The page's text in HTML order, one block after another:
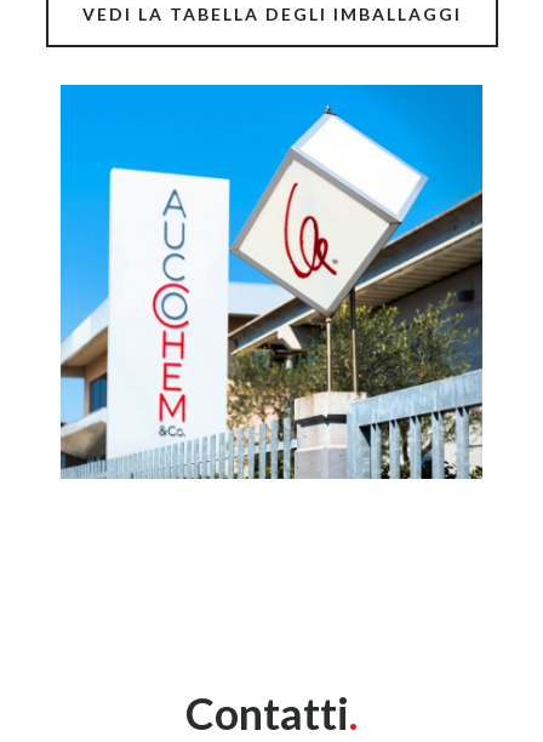
VEDI LA TABELLA DEGLI IMBALLAGGI
Contatti.